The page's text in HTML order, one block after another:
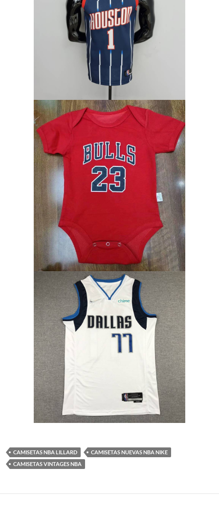
CAMISETAS NBA LILLARD
CAMISETAS NUEVAS NBA NIKE
CAMISETAS VINTAGES NBA